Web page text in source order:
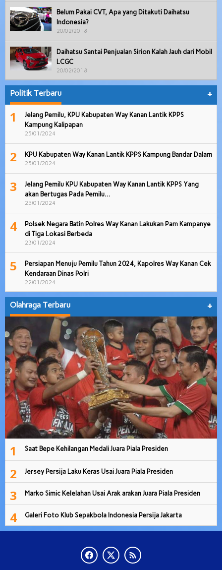
Belum Pakai CVT, Apa yang Ditakuti Daihatsu
Indonesia?
20/02/2018
Daihatsu Santai Penjualan Sirion Kalah Jauh dari Mobil
LCGC
20/02/2018
Politik Terbaru +
1
Jelang Pemilu, KPU Kabupaten Way Kanan Lantik KPPS
Kampung Kalipapan
25/01/2024
2 KPU Kabupaten Way Kanan Lantik KPPS Kampung Bandar Dalam
25/01/2024
3
Jelang Pemilu KPU Kabupaten Way Kanan Lantik KPPS Yang
akan Bertugas Pada Pemilu…
25/01/2024
4
Polsek Negara Batin Polres Way Kanan Lakukan Pam Kampanye
di Tiga Lokasi Berbeda
23/01/2024
5
Persiapan Menuju Pemilu Tahun 2024, Kapolres Way Kanan Cek
Kendaraan Dinas Polri
22/01/2024
Olahraga Terbaru +
1 Saat Bepe Kehilangan Medali Juara Piala Presiden
2 Jersey Persija Laku Keras Usai Juara Piala Presiden
3 Marko Simic Kelelahan Usai Arak arakan Juara Piala Presiden
4 Galeri Foto Klub Sepakbola Indonesia Persija Jakarta